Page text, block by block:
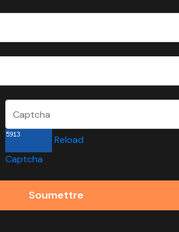
Reload
Captcha
Soumettre